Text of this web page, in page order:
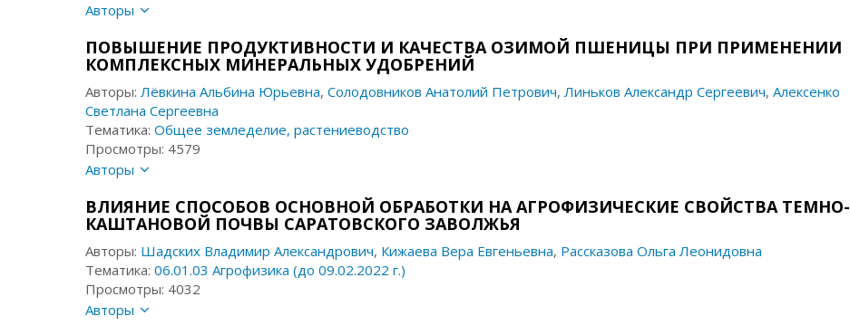
Авторы
ПОВЫШЕНИЕ ПРОДУКТИВНОСТИ И КАЧЕСТВА ОЗИМОЙ ПШЕНИЦЫ ПРИ ПРИМЕНЕНИИ
КОМПЛЕКСНЫХ МИНЕРАЛЬНЫХ УДОБРЕНИЙ
Авторы:Лёвкина Альбина Юрьевна,Солодовников Анатолий Петрович,Линьков Александр Сергеевич,Алексенко
Светлана Сергеевна
Тематика:Общее земледелие, растениеводство
Просмотры: 4579
Авторы
ВЛИЯНИЕ СПОСОБОВ ОСНОВНОЙ ОБРАБОТКИ НА АГРОФИЗИЧЕСКИЕ СВОЙСТВА ТЕМНО-
КАШТАНОВОЙ ПОЧВЫ САРАТОВСКОГО ЗАВОЛЖЬЯ
Авторы: Шадских Владимир Александрович, Кижаева Вера Евгеньевна, Рассказова Ольга Леонидовна
Тематика:06.01.03 Агрофизика (до 09.02.2022 г.)
Просмотры: 4032
Авторы